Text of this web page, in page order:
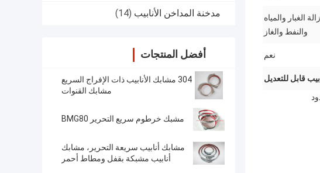
مدخنة المداخن الأنابيب (14)
أفضل المنتجات
304 مشابك الأنابيب ذات الإفراج السريع
مشابك القنوات
مشبك خرطوم سريع التحرير BMG80
مشابك أنابيب سريعة التحرير، مشابك
أنابيب مشبكة بقفل ومطاط أحمر
الغبار والمياه
والنفط والغاز
نعم
قابل للتعديل